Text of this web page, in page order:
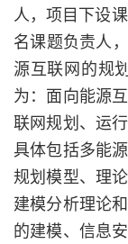
人，项目下设
名课题负责人
源互联网的规
为：面向能源
联网规划、运
具体包括多能
规划模型、理
建模分析理论
的建模、信息